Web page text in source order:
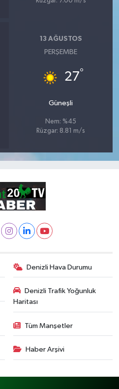
13 AĞUSTOS
PERŞEMBE
27°
Güneşli
Nem: %45
Rüzgar: 8.81 m/s
Denizli Hava Durumu
Denizli Trafik Yoğunluk
Haritası
Tüm Manşetler
Haber Arşivi